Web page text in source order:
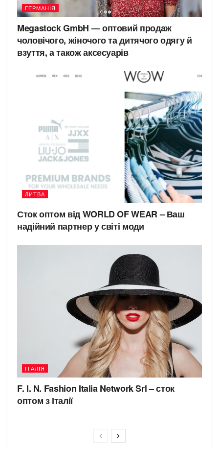
ГЕРМАНІЯ
Megastock GmbH — оптовий продаж
чоловічого, жіночого та дитячого одягу й
взуття, а також аксесуарів
ЛИТВА
Сток оптом від WORLD OF WEAR – Ваш
надійний партнер у світі моди
ІТАЛІЯ
F. I. N. Fashion Italia Network Srl – сток
оптом з Італії